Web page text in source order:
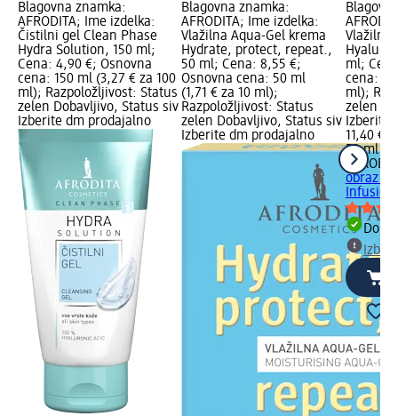
Blagovna znamka:
AFRODITA; Ime izdelka:
Čistilni gel Clean Phase
Hydra Solution, 150 ml;
Cena: 4,90 €; Osnovna
cena: 150 ml (3,27 € za 100
ml); Razpoložljivost: Status
zelen Dobavljivo, Status siv
Izberite dm prodajalno
Blagovna znamka:
AFRODITA; Ime izdelka:
Vlažilna Aqua-Gel krema
Hydrate, protect, repeat.,
50 ml; Cena: 8,55 €;
Osnovna cena: 50 ml
(1,71 € za 10 ml);
Razpoložljivost: Status
zelen Dobavljivo, Status siv
Izberite dm prodajalno
Vlažilni
ml;
cena:
ml);
zelen
Izberite
11,40 €
50 ml
obraz